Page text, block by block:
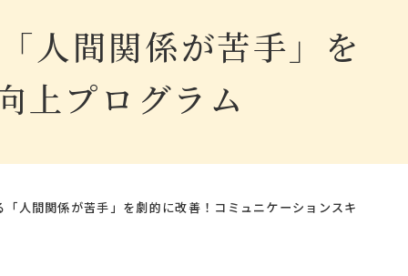
人間関係が苦手」を
上プログラム
人間関係が苦手」を劇的に改善！コミュニケーションスキ